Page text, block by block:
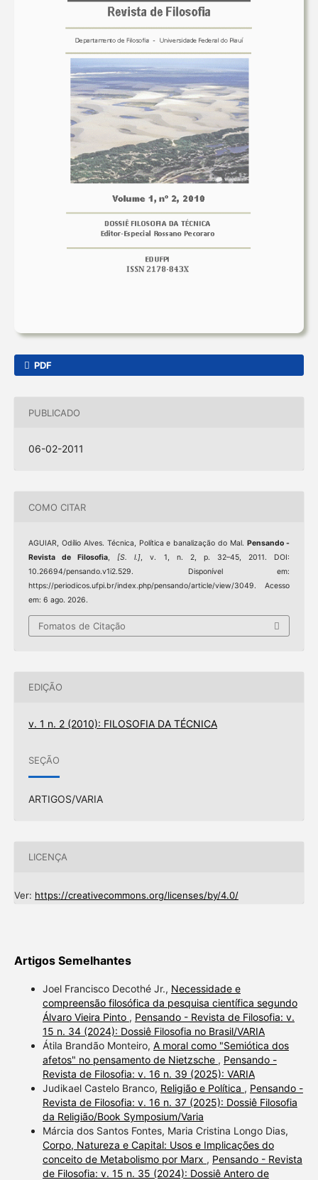
PDF
PUBLICADO
06-02-2011
COMO CITAR
AGUIAR, Odílio Alves. Técnica, Política e banalização do Mal.Pensando -
Revista de Filosofia,[S. l.], v. 1, n. 2, p. 32–45, 2011. DOI:
10.26694/pensando.v1i2.529. Disponível em:
https://periodicos.ufpi.br/index.php/pensando/article/view/3049. Acesso
em: 6 ago. 2026.
Fomatos de Citação
EDIÇÃO
v. 1 n. 2 (2010): FILOSOFIA DA TÉCNICA
SEÇÃO
ARTIGOS/VARIA
LICENÇA
Ver: https://creativecommons.org/licenses/by/4.0/
Artigos Semelhantes
Joel Francisco Decothé Jr., Necessidade e
compreensão filosófica da pesquisa científica segundo
Álvaro Vieira Pinto , Pensando - Revista de Filosofia: v.
15 n. 34 (2024): Dossiê Filosofia no Brasil/VARIA
Átila Brandão Monteiro, A moral como "Semiótica dos
afetos" no pensamento de Nietzsche , Pensando -
Revista de Filosofia: v. 16 n. 39 (2025): VARIA
Judikael Castelo Branco, Religião e Política , Pensando -
Revista de Filosofia: v. 16 n. 37 (2025): Dossiê Filosofia
da Religião/Book Symposium/Varia
Márcia dos Santos Fontes, Maria Cristina Longo Dias,
Corpo, Natureza e Capital: Usos e Implicações do
conceito de Metabolismo por Marx , Pensando - Revista
de Filosofia: v. 15 n. 35 (2024): Dossiê Antero de